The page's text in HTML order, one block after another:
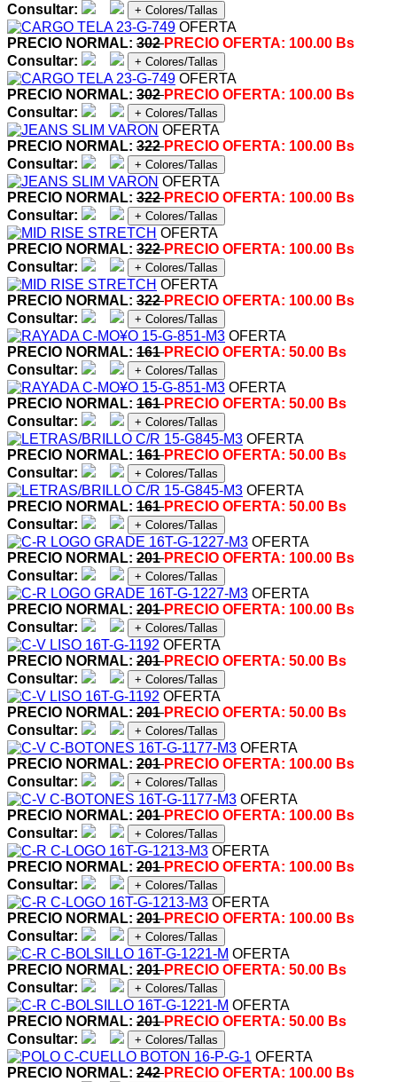
Consultar:
+ Colores/Tallas
OFERTA
PRECIO NORMAL: 302PRECIO OFERTA: 100.00 Bs
Consultar:
+ Colores/Tallas
OFERTA
PRECIO NORMAL: 302PRECIO OFERTA: 100.00 Bs
Consultar:
+ Colores/Tallas
OFERTA
PRECIO NORMAL: 322PRECIO OFERTA: 100.00 Bs
Consultar:
+ Colores/Tallas
OFERTA
PRECIO NORMAL: 322PRECIO OFERTA: 100.00 Bs
Consultar:
+ Colores/Tallas
OFERTA
PRECIO NORMAL: 322PRECIO OFERTA: 100.00 Bs
Consultar:
+ Colores/Tallas
OFERTA
PRECIO NORMAL: 322PRECIO OFERTA: 100.00 Bs
Consultar:
+ Colores/Tallas
OFERTA
PRECIO NORMAL: 161PRECIO OFERTA: 50.00 Bs
Consultar:
+ Colores/Tallas
OFERTA
PRECIO NORMAL: 161PRECIO OFERTA: 50.00 Bs
Consultar:
+ Colores/Tallas
OFERTA
PRECIO NORMAL: 161PRECIO OFERTA: 50.00 Bs
Consultar:
+ Colores/Tallas
OFERTA
PRECIO NORMAL: 161PRECIO OFERTA: 50.00 Bs
Consultar:
+ Colores/Tallas
OFERTA
PRECIO NORMAL: 201PRECIO OFERTA: 100.00 Bs
Consultar:
+ Colores/Tallas
OFERTA
PRECIO NORMAL: 201PRECIO OFERTA: 100.00 Bs
Consultar:
+ Colores/Tallas
OFERTA
PRECIO NORMAL: 201PRECIO OFERTA: 50.00 Bs
Consultar:
+ Colores/Tallas
OFERTA
PRECIO NORMAL: 201PRECIO OFERTA: 50.00 Bs
Consultar:
+ Colores/Tallas
OFERTA
PRECIO NORMAL: 201PRECIO OFERTA: 100.00 Bs
Consultar:
+ Colores/Tallas
OFERTA
PRECIO NORMAL: 201PRECIO OFERTA: 100.00 Bs
Consultar:
+ Colores/Tallas
OFERTA
PRECIO NORMAL: 201PRECIO OFERTA: 100.00 Bs
Consultar:
+ Colores/Tallas
OFERTA
PRECIO NORMAL: 201PRECIO OFERTA: 100.00 Bs
Consultar:
+ Colores/Tallas
OFERTA
PRECIO NORMAL: 201PRECIO OFERTA: 50.00 Bs
Consultar:
+ Colores/Tallas
OFERTA
PRECIO NORMAL: 201PRECIO OFERTA: 50.00 Bs
Consultar:
+ Colores/Tallas
OFERTA
PRECIO NORMAL: 242PRECIO OFERTA: 100.00 Bs